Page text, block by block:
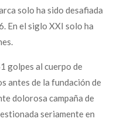
solo ha sido desafiada
En el siglo XXI solo ha
golpes al cuerpo de
antes de la fundación de
dolorosa campaña de
seriamente en